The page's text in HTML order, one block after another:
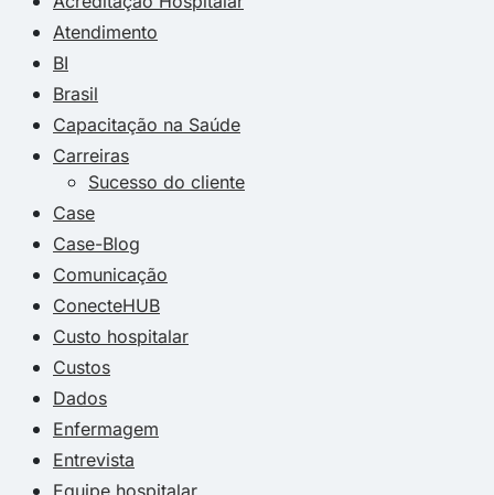
Atendimento
BI
Brasil
Capacitação na Saúde
Carreiras
Sucesso do cliente
Case
Case-Blog
Comunicação
ConecteHUB
Custo hospitalar
Custos
Dados
Enfermagem
Entrevista
Equipe hospitalar